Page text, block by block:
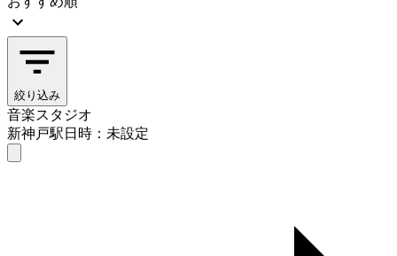
絞り込み
音楽スタジオ
新神戸駅日時：未設定